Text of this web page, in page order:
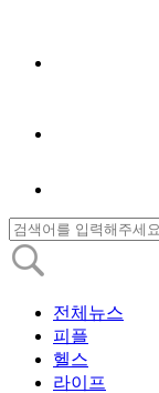
전체뉴스
피플
헬스
라이프